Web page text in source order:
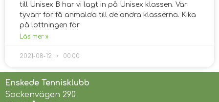
till Unisex B har vi lagt in på Unisex klassen. Var
tyvärr för få anmälda till de andra klasserna. Kika
på lottningen för
Läs mer »
2021-08-12 00:00
Enskede Tennisklubb
Sockenvägen 290